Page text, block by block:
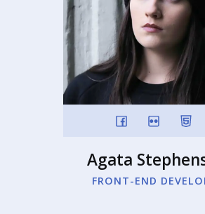
Agata
FRONT-END